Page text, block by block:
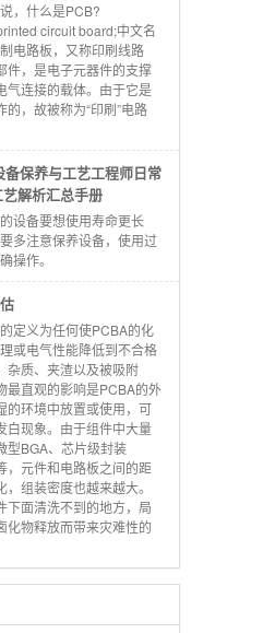
说，什么是PCB?
circuit board;中文名
电路板，又称印刷线路
件，是电子元器件的支撑
气连接的载体。由于它是
，故被称为“印刷”电路
保养与工艺工程师日常
解析汇总手册
设备要想使用寿命更长
多注意保养设备，使用过
操作。
定义为任何使PCBA的化
或电气性能降低到不合格
杂质、夹渣以及被吸附
最直观的影响是PCBA的外
的环境中放置或使用，可
白现象。由于组件中大量
型BGA、芯片级封装
，元件和电路板之间的距
组装密度也越来越大。
下面清洗不到的地方，局
化物释放而带来灾难性的